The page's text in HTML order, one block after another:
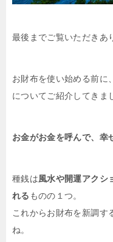
最後までご覧いただきあ
お財布を使い始める前に
についてご紹介してきま
お金がお金を呼んで、
種銭は風水や開運アクシ
れる ものの１つ。
これからお財布を新調す
ね。